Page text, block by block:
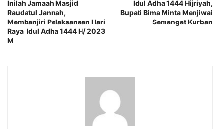
Inilah Jamaah Masjid
Raudatul Jannah,
Membanjiri Pelaksanaan Hari
Raya Idul Adha 1444 H/ 2023
M
Idul Adha 1444 Hijriyah,
Bupati Bima Minta Menjiwai
Semangat Kurban